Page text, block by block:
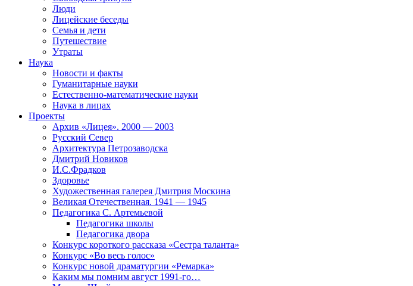
Люди
Лицейские беседы
Семья и дети
Путешествие
Утраты
Наука
Новости и факты
Гуманитарные науки
Естественно-математические науки
Наука в лицах
Проекты
Архив «Лицея». 2000 — 2003
Русский Север
Архитектура Петрозаводска
Дмитрий Новиков
И.С.Фрадков
Здоровье
Художественная галерея Дмитрия Москина
Великая Отечественная. 1941 — 1945
Педагогика С. Артемьевой
Педагогика школы
Педагогика двора
Конкурс короткого рассказа «Сестра таланта»
Конкурс «Во весь голос»
Конкурс новой драматургии «Ремарка»
Каким мы помним август 1991-го…